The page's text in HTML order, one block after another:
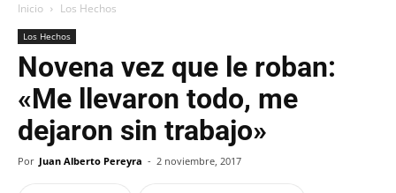
Inicio Los Hechos
Los Hechos
Novena vez que le roban:
«Me llevaron todo, me
dejaron sin trabajo»
Por Juan Alberto Pereyra - 2 noviembre, 2017